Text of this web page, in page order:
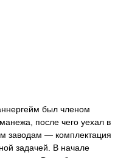
был членом
после чего уехал в
заводам — комплектация
задачей. В начале